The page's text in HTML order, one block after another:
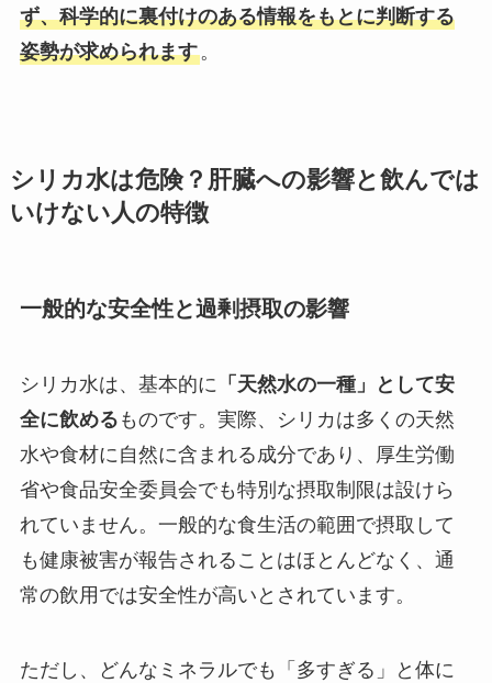
ず、科学的に裏付けのある情報をもとに判断する
姿勢が求められます。
シリカ水は危険？肝臓への影響と飲んでは
いけない人の特徴
一般的な安全性と過剰摂取の影響
シリカ水は、基本的に 「天然水の一種」として安
全に飲める ものです。実際、シリカは多くの天然
水や食材に自然に含まれる成分であり、厚生労働
省や食品安全委員会でも特別な摂取制限は設けら
れていません。一般的な食生活の範囲で摂取して
も健康被害が報告されることはほとんどなく、通
常の飲用では安全性が高いとされています。
ただし、どんなミネラルでも「多すぎる」と体に